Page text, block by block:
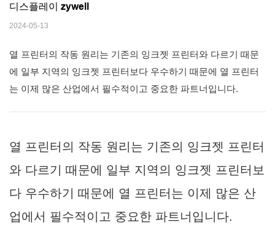
디스플레이 zywell
2024-05-13
열 프린터의 작동 원리는 기존의 잉크젯 프린터와 다르기 때문
에 일부 지역의 잉크젯 프린터보다 우수하기 때문에 열 프린터
는 이제 많은 산업에서 필수적이고 중요한 파트너입니다.
열 프린터의 작동 원리는 기존의 잉크젯 프린터
와 다르기 때문에 일부 지역의 잉크젯 프린터보
다 우수하기 때문에 열 프린터는 이제 많은 산
업에서 필수적이고 중요한 파트너입니다.